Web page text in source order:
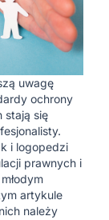
uwagę
ochrony
stają się
i logopedzi
prawnych i
artykule
należy